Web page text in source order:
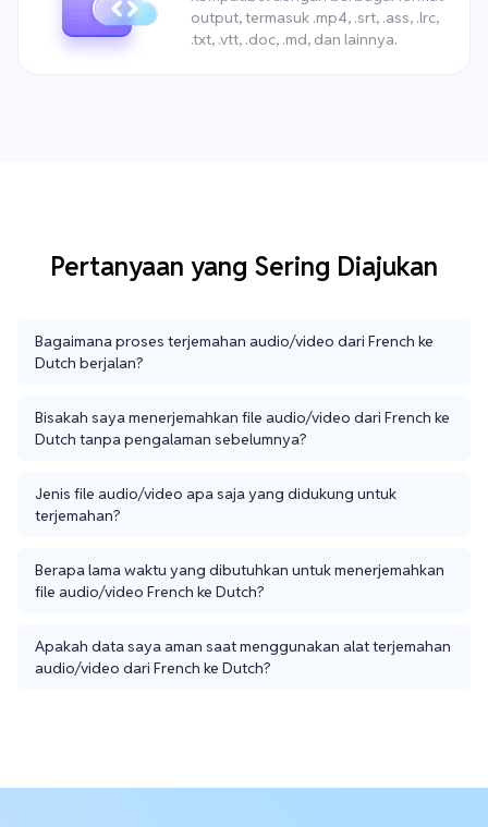
output, termasuk .mp4, .srt, .ass, .lrc,
.txt, .vtt, .doc, .md, dan lainnya.
Pertanyaan yang Sering Diajukan
Bagaimana proses terjemahan audio/video dari French ke
Dutch berjalan?
Bisakah saya menerjemahkan file audio/video dari French ke
Dutch tanpa pengalaman sebelumnya?
Jenis file audio/video apa saja yang didukung untuk
terjemahan?
Berapa lama waktu yang dibutuhkan untuk menerjemahkan
file audio/video French ke Dutch?
Apakah data saya aman saat menggunakan alat terjemahan
audio/video dari French ke Dutch?